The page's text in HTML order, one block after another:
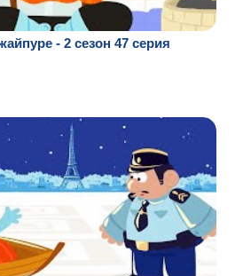
- 2 сезон 47 серия